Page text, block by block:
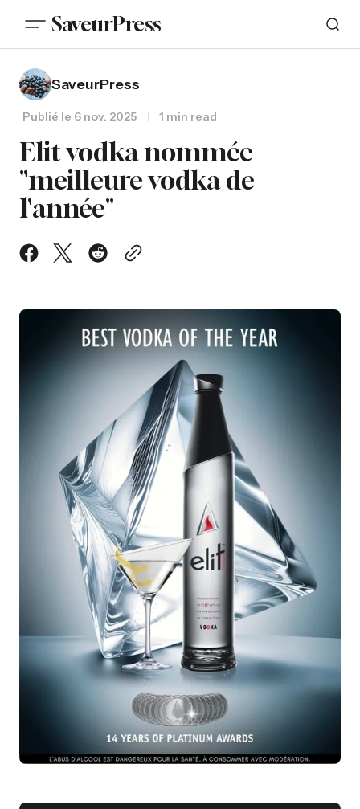
SaveurPress
SaveurPress
Publié le 6 nov. 2025 1 min read
Elit vodka nommée
"meilleure vodka de
l'année"